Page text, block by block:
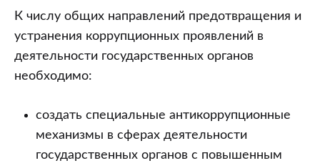
К числу общих направлений предотвращения и
устранения коррупционных проявлений в
деятельности государственных органов
необходимо:
создать специальные антикоррупционные
механизмы в сферах деятельности
государственных органов с повышенным